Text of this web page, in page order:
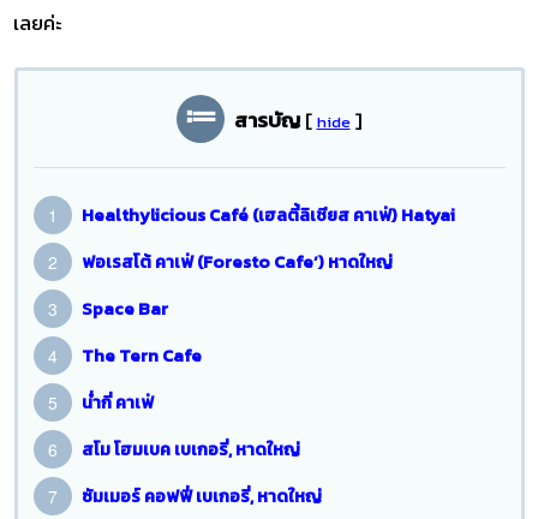
เลยค่ะ
สารบัญ [ hide ]
Healthylicious Café (เฮลตี้ลิเชียส คาเฟ่) Hatyai
ฟอเรสโต้ คาเฟ่ (Foresto Cafe’) หาดใหญ่
Space Bar
The Tern Cafe
น่ำกี่ คาเฟ่
สโม โฮมเบค เบเกอรี่, หาดใหญ่
ซัมเมอร์ คอฟฟี่ เบเกอรี่, หาดใหญ่